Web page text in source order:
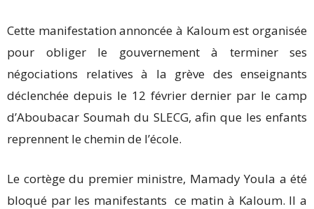
Cette manifestation annoncée à Kaloum est organisée
pour obliger le gouvernement à terminer ses
négociations relatives à la grève des enseignants
déclenchée depuis le 12 février dernier par le camp
d’Aboubacar Soumah du SLECG, afin que les enfants
reprennent le chemin de l’école.
Le cortège du premier ministre, Mamady Youla a été
bloqué par les manifestants ce matin à Kaloum. Il a